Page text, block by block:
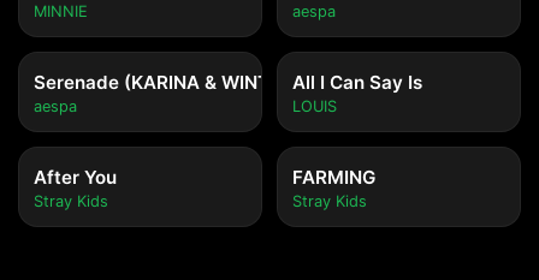
MINNIE aespa
Serenade (KARINA & WINTER)
aespa
All I Can Say Is
LOUIS
After You
Stray Kids
FARMING
Stray Kids